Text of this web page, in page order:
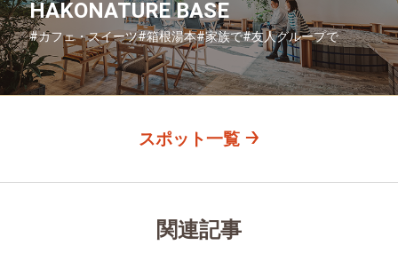
HAKONATURE BASE
#カフェ・スイーツ#箱根湯本#家族で#友人グループで
#グルメ#母と娘で
スポット一覧
関連記事